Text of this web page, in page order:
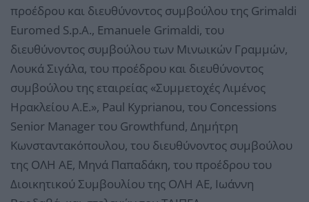
προέδρου και διευθύνοντος συμβούλου της Grimaldi
Euromed S.p.A., Emanuele Grimaldi, του
διευθύνοντος συμβούλου των Μινωικών Γραμμών,
Λουκά Σιγάλα, του προέδρου και διευθύνοντος
συμβούλου της εταιρείας «Συμμετοχές Λιμένος
Ηρακλείου Α.Ε.», Paul Kyprianou, του Concessions
Senior Manager του Growthfund, Δημήτρη
Κωνσταντακόπουλου, του διευθύνοντος συμβούλου
της ΟΛΗ ΑΕ, Μηνά Παπαδάκη, του προέδρου του
Διοικητικού Συμβουλίου της ΟΛΗ ΑΕ, Ιωάννη